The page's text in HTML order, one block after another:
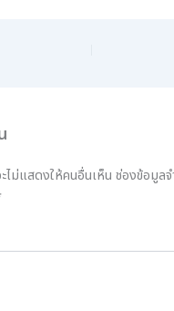
ไม่แสดงให้คนอื่นเห็น ช่องข้อมูล